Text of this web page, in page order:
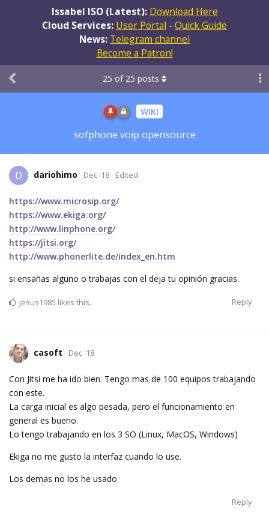
Issabel ISO (Latest): Download Here
Cloud Services: User Portal - Quick Guide
News: Telegram channel
Become a Patron!
WIKI
sofphone voip opensource
25 of 25 posts
D dariohimo Dec '18 Edited
https://www.microsip.org/
https://www.ekiga.org/
http://www.linphone.org/
https://jitsi.org/
http://www.phonerlite.de/index_en.htm
si ensañas alguno o trabajas con el deja tu opinión gracias.
Reply
jesus1985 likes this.
casoft Dec '18
Con Jitsi me ha ido bien. Tengo mas de 100 equipos trabajando
con este.
La carga inicial es algo pesada, pero el funcionamiento en
general es bueno.
Lo tengo trabajando en los 3 SO (Linux, MacOS, Windows)
Ekiga no me gusto la interfaz cuando lo use.
Los demas no los he usado
Reply